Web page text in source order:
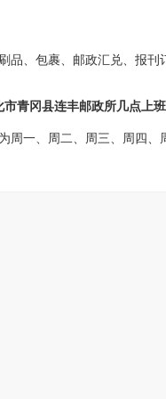
、包裹、邮政汇兑、报刊
青冈县连丰邮政所几点上班
周一、周二、周三、周四